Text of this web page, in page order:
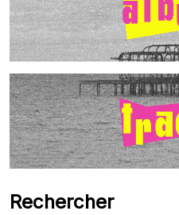
Rechercher